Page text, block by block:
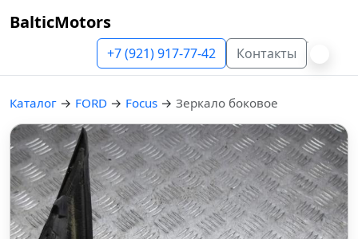
BalticMotors
+7 (921) 917-77-42 Контакты
Каталог → FORD → Focus → Зеркало боковое